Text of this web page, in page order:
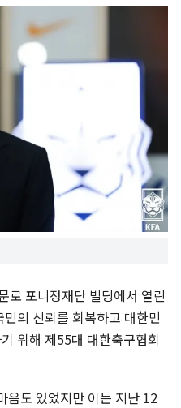
로 포니정재단 빌딩에서 열린
의 신뢰를 회복하고 대한민
위해 제55대 대한축구협회
음도 있었지만 이는 지난 12